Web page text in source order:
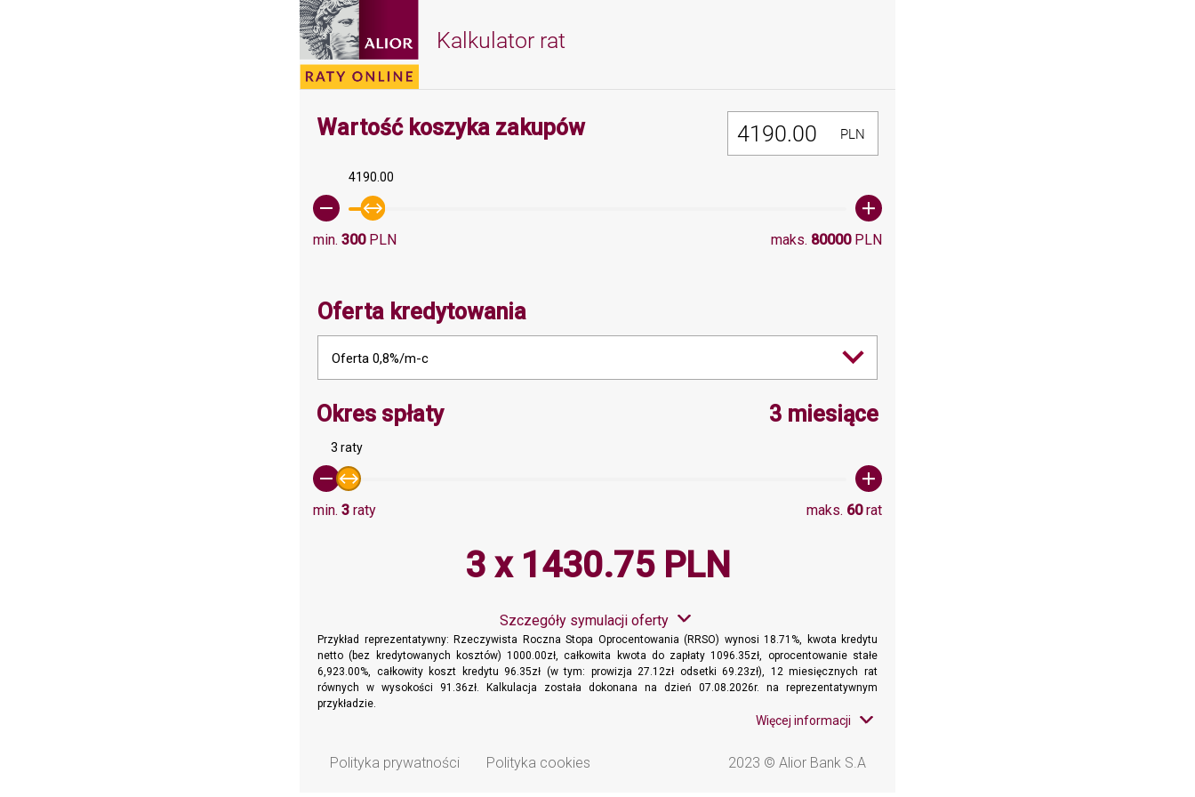
Kalkulator rat
Wartość koszyka zakupówMinimalna wartość 300, Maksymalna wartośc: 80000
PLN
4190.00
min. 300PLN maks. 80000PLN
Oferta kredytowania
Oferta 0,8%/m-c
Okres spłatyMinimalna wartość 3, Maksymalna wartośc: 60
3 miesiące
3 raty
min. 3 raty maks. 60rat
3 x 1430.75 PLN
Szczegóły symulacji oferty
Przykład reprezentatywny: Rzeczywista Roczna Stopa Oprocentowania (RRSO) wynosi 18.71%, kwota kredytu
netto (bez kredytowanych kosztów) 1000.00zł, całkowita kwota do zapłaty 1096.35zł, oprocentowanie stałe
6,923.00%, całkowity koszt kredytu 96.35zł (w tym: prowizja 27.12zł odsetki 69.23zł), 12 miesięcznych rat
równych w wysokości 91.36zł. Kalkulacja została dokonana na dzień 07.08.2026r. na reprezentatywnym
przykładzie.
Więcej informacji
Polityka prywatności Polityka cookies 2023 © Alior Bank S.A